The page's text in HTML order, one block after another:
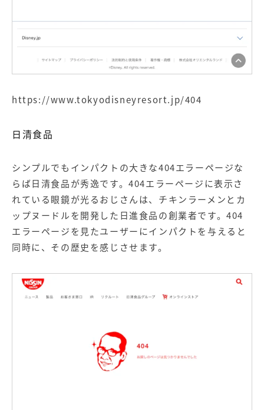
https://www.tokyodisneyresort.jp/404
日清食品
シンプルでもインパクトの大きな404エラーページな
らば日清食品が秀逸です。404エラーページに表示さ
れている眼鏡が光るおじさんは、チキンラーメンとカ
ップヌードルを開発した日進食品の創業者です。404
エラーページを見たユーザーにインパクトを与えると
同時に、その歴史を感じさせます。